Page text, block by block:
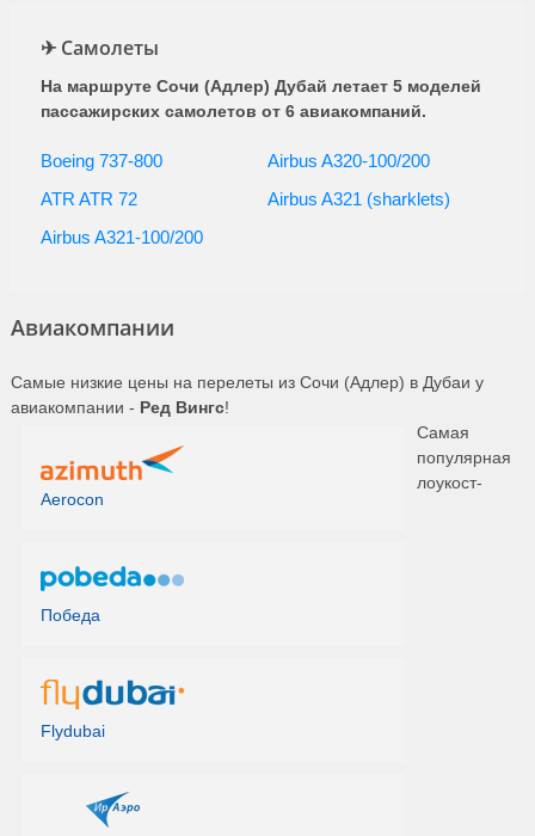
(FZ 972)
Азимут
(A4 5087)
20:40 01:30 3ч. 50мин. вт, сб с 01.09 по 20.10
✈ Самолеты
На маршруте Сочи (Адлер) Дубай летает 5 моделей
пассажирских самолетов от 6 авиакомпаний.
Boeing 737-800
Airbus A320-100/200
ATR ATR 72
Airbus A321 (sharklets)
Airbus A321-100/200
Авиакомпании
Самые низкие цены на перелеты из Сочи (Адлер) в Дубаи у
авиакомпании - Ред Вингс!
Aerocon
Победа
Flydubai
Самая
популярная
лоукост-